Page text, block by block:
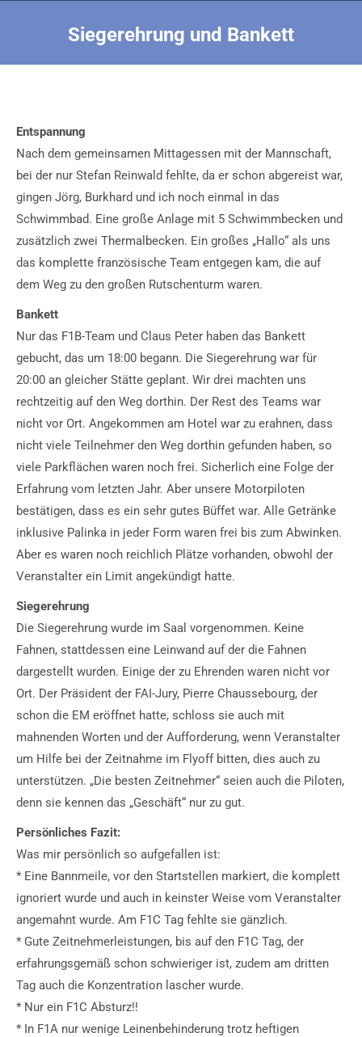
Siegerehrung und Bankett
Entspannung
Nach dem gemeinsamen Mittagessen mit der Mannschaft,
bei der nur Stefan Reinwald fehlte, da er schon abgereist war,
gingen Jörg, Burkhard und ich noch einmal in das
Schwimmbad. Eine große Anlage mit 5 Schwimmbecken und
zusätzlich zwei Thermalbecken. Ein großes „Hallo“ als uns
das komplette französische Team entgegen kam, die auf
dem Weg zu den großen Rutschenturm waren.
Bankett
Nur das F1B-Team und Claus Peter haben das Bankett
gebucht, das um 18:00 begann. Die Siegerehrung war für
20:00 an gleicher Stätte geplant. Wir drei machten uns
rechtzeitig auf den Weg dorthin. Der Rest des Teams war
nicht vor Ort. Angekommen am Hotel war zu erahnen, dass
nicht viele Teilnehmer den Weg dorthin gefunden haben, so
viele Parkflächen waren noch frei. Sicherlich eine Folge der
Erfahrung vom letzten Jahr. Aber unsere Motorpiloten
bestätigen, dass es ein sehr gutes Büffet war. Alle Getränke
inklusive Palinka in jeder Form waren frei bis zum Abwinken.
Aber es waren noch reichlich Plätze vorhanden, obwohl der
Veranstalter ein Limit angekündigt hatte.
Siegerehrung
Die Siegerehrung wurde im Saal vorgenommen. Keine
Fahnen, stattdessen eine Leinwand auf der die Fahnen
dargestellt wurden. Einige der zu Ehrenden waren nicht vor
Ort. Der Präsident der FAI-Jury, Pierre Chaussebourg, der
schon die EM eröffnet hatte, schloss sie auch mit
mahnenden Worten und der Aufforderung, wenn Veranstalter
um Hilfe bei der Zeitnahme im Flyoff bitten, dies auch zu
unterstützen. „Die besten Zeitnehmer“ seien auch die Piloten,
denn sie kennen das „Geschäft“ nur zu gut.
Persönliches Fazit:
Was mir persönlich so aufgefallen ist:
* Eine Bannmeile, vor den Startstellen markiert, die komplett
ignoriert wurde und auch in keinster Weise vom Veranstalter
angemahnt wurde. Am F1C Tag fehlte sie gänzlich.
* Gute Zeitnehmerleistungen, bis auf den F1C Tag, der
erfahrungsgemäß schon schwieriger ist, zudem am dritten
Tag auch die Konzentration lascher wurde.
* Nur ein F1C Absturz!!
* In F1A nur wenige Leinenbehinderung trotz heftigen